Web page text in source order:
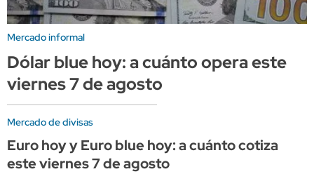
Mercado informal
Dólar blue hoy: a cuánto opera este
viernes 7 de agosto
Mercado de divisas
Euro hoy y Euro blue hoy: a cuánto cotiza
este viernes 7 de agosto